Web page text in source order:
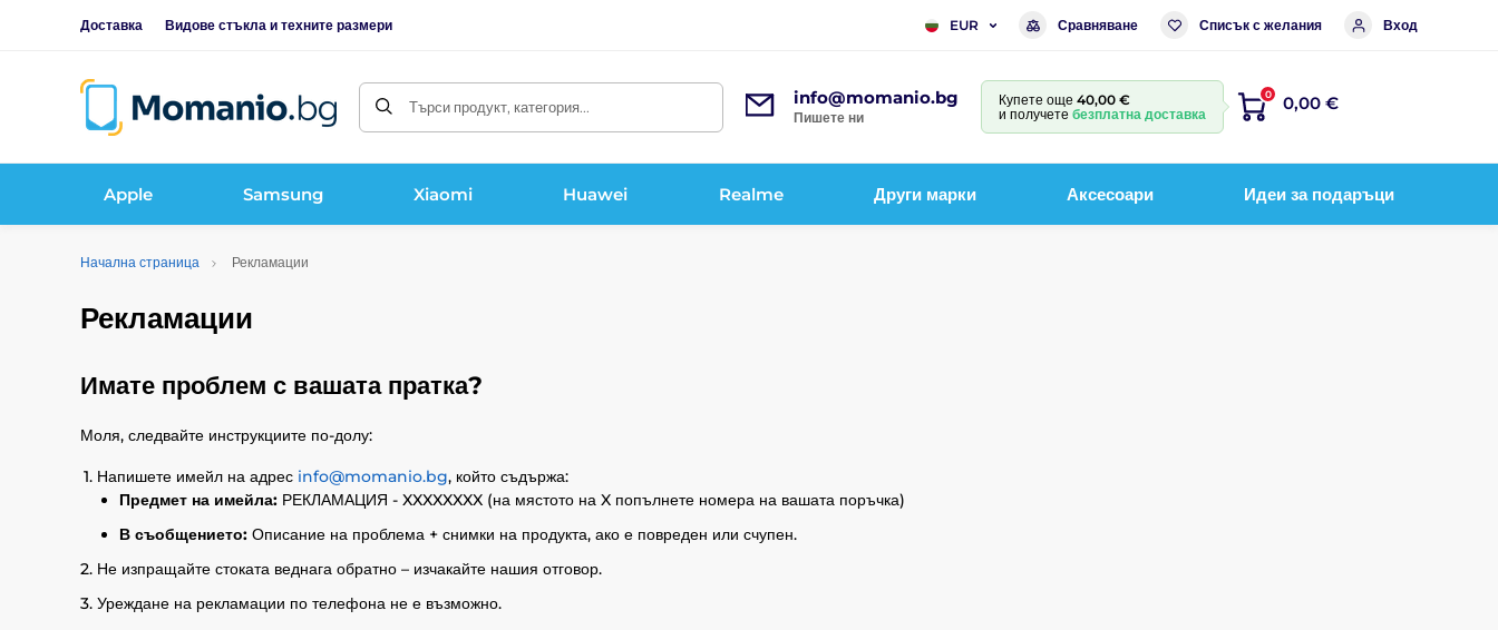
Доставка Видове стъкла и техните размери EUR Сравняване Списък с желания Вход
Търси продукт, категория... info@momanio.bg
Пишете ни
Купете още 40,00 €
и получете безплатна доставка
0 0,00 €
Apple Samsung Xiaomi Huawei Realme Други марки Аксесоари Идеи за подаръци
Начална страница Рекламации
Рекламации
Имате проблем с вашата пратка?
Моля, следвайте инструкциите по-долу:
Напишете имейл на адрес info@momanio.bg, който съдържа:
Предмет на имейла: РЕКЛАМАЦИЯ - XXXXXXXX (на мястото на X попълнете номера на вашата поръчка)
В съобщението: Описание на проблема + снимки на продукта, ако е повреден или счупен.
Не изпращайте стоката веднага обратно – изчакайте нашия отговор.
Уреждане на рекламации по телефона не е възможно.